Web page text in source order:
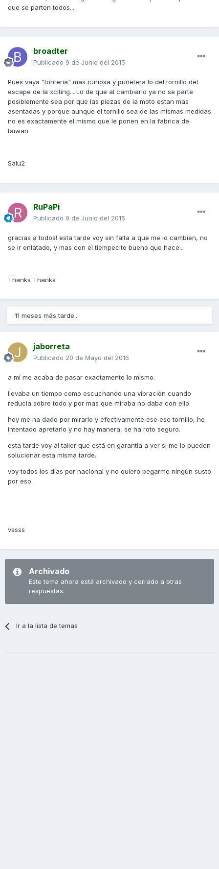
que se parten todos....
broadter
Publicado 9 de Junio del 2015
Pues vaya "tonteria" mas curiosa y puñetera lo del tornillo del
escape de la xciting... Lo de que al cambiarlo ya no se parte
posiblemente sea por que las piezas de la moto estan mas
asentadas y porque aunque el tornillo sea de las mismas medidas
no es exactamente el mismo que le ponen en la fabrica de
taiwan
Salu2
RuPaPi
Publicado 9 de Junio del 2015
gracias a todos! esta tarde voy sin falta a que me lo cambien, no
se ir enlatado, y mas con el tiempecito bueno que hace...
Thanks Thanks
11 meses más tarde...
jaborreta
Publicado 20 de Mayo del 2016
a mi me acaba de pasar exactamente lo mismo.
llevaba un tiempo como escuchando una vibración cuando
reducia sobre todo y por mas que miraba no daba con ello.
hoy me ha dado por mirarlo y efectivamente ese ese tornillo, he
intentado apretarlo y no hay manera, se ha roto seguro.
esta tarde voy al taller que está en garantía a ver si me lo pueden
solucionar esta misma tarde.
voy todos los dias por nacional y no quiero pegarme ningún susto
por eso.
vssss
Archivado
Este tema ahora está archivado y cerrado a otras
respuestas.
Ir a la lista de temas